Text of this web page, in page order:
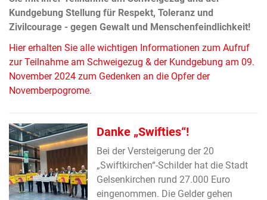
Kundgebung Stellung für Respekt, Toleranz und
Zivilcourage - gegen Gewalt und Menschenfeindlichkeit!
Hier erhalten Sie alle wichtigen Informationen zum Aufruf
zur Teilnahme am Schweigezug & der Kundgebung am 09.
November 2024 zum Gedenken an die Opfer der
Novemberpogrome.
Danke „Swifties“!
Bei der Versteigerung der 20
„Swiftkirchen“-Schilder hat die Stadt
Gelsenkirchen rund 27.000 Euro
eingenommen. Die Gelder gehen